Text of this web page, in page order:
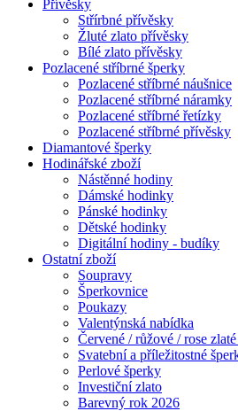
Přívěsky
Střírbné přívěsky
Žluté zlato přívěsky
Bílé zlato přívěsky
Pozlacené stříbrné šperky
Pozlacené stříbrné náušnice
Pozlacené stříbrné náramky
Pozlacené stříbrné řetízky
Pozlacené stříbrné přívěsky
Diamantové šperky
Hodinářské zboží
Nástěnné hodiny
Dámské hodinky
Pánské hodinky
Dětské hodinky
Digitální hodiny - budíky
Ostatní zboží
Soupravy
Šperkovnice
Poukazy
Valentýnská nabídka
Červené / růžové / rose
Svatební a příležitostné
Perlové šperky
Investiční zlato
Barevný rok 2026